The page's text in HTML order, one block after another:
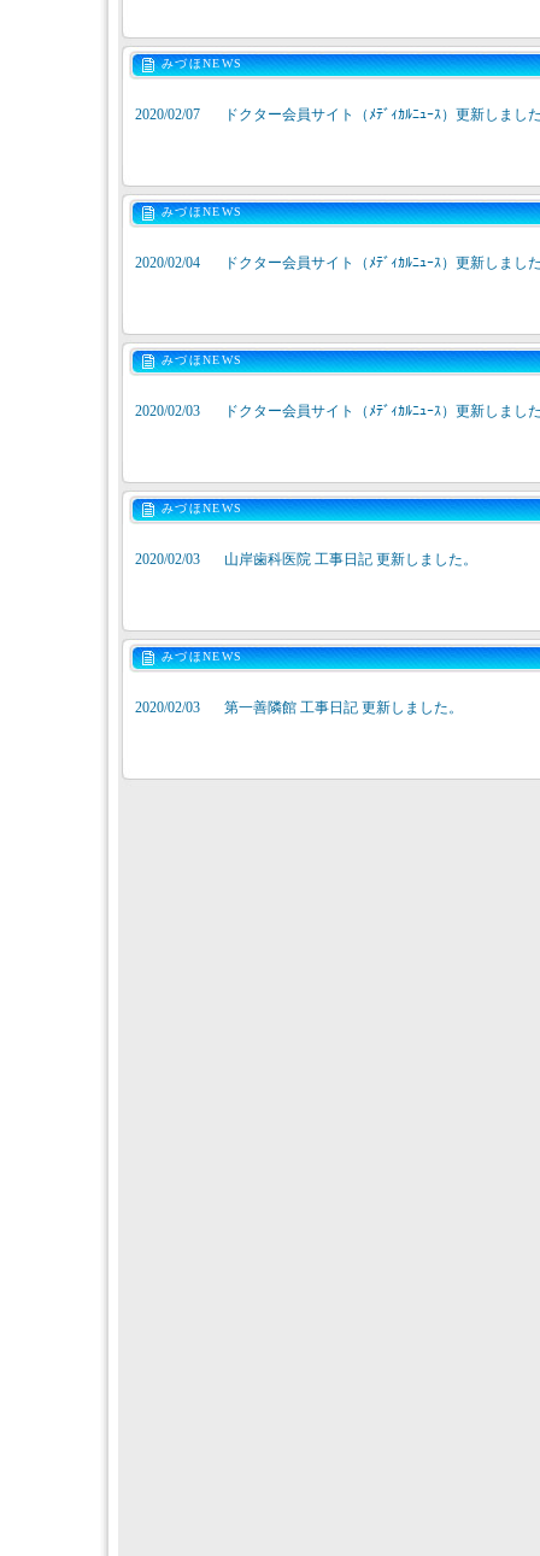
みづほNEWS
2020/02/07 ドクター会員サイト（ﾒﾃﾞｨｶﾙﾆｭｰｽ）更新しまし
みづほNEWS
2020/02/04 ドクター会員サイト（ﾒﾃﾞｨｶﾙﾆｭｰｽ）更新しまし
みづほNEWS
2020/02/03 ドクター会員サイト（ﾒﾃﾞｨｶﾙﾆｭｰｽ）更新しまし
みづほNEWS
2020/02/03 山岸歯科医院 工事日記 更新しました。
みづほNEWS
2020/02/03 第一善隣館 工事日記 更新しました。